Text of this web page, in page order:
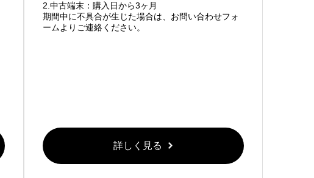
2.中古端末：購入日から3ヶ月
期間中に不具合が生じた場合は、お問い合わせフォ
ームよりご連絡ください。
詳しく見る